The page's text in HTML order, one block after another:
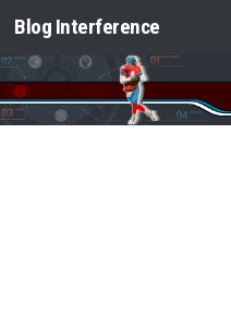
Saltar al contenido
Blog Interference